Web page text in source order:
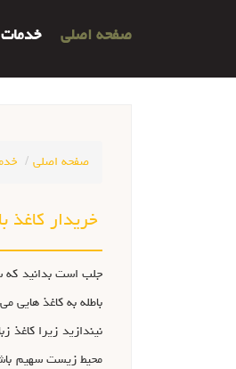
صفحه اصلی خدمات
صفحه اصلی
خریدار کاغذ
باطله به کاغذ هایی
نیندازید زیرا
محیط زیست سهیم